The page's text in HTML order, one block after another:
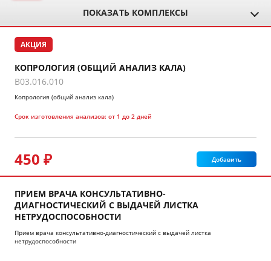
ПОКАЗАТЬ КОМПЛЕКСЫ
АКЦИЯ
КОПРОЛОГИЯ (ОБЩИЙ АНАЛИЗ КАЛА)
B03.016.010
Копрология (общий анализ кала)
Срок изготовления анализов: от 1 до 2 дней
450 ₽ Добавить
ПРИЕМ ВРАЧА КОНСУЛЬТАТИВНО-
ДИАГНОСТИЧЕСКИЙ С ВЫДАЧЕЙ ЛИСТКА
НЕТРУДОСПОСОБНОСТИ
Прием врача консультативно-диагностический с выдачей листка
нетрудоспособности